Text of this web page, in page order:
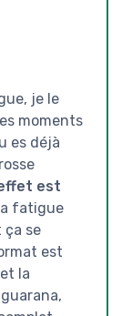
je le
moments
es déjà
est
fatigue
ça se
est
la